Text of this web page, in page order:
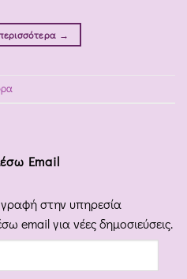
→
Email
στην υπηρεσία
email για νέες δημοσιεύσεις.